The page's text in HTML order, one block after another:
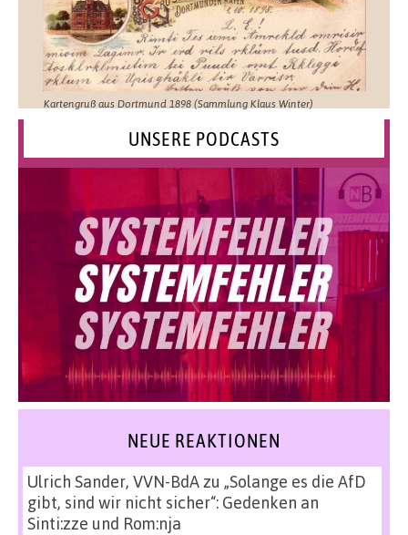
Kartengruß aus Dortmund 1898 (Sammlung Klaus Winter)
UNSERE PODCASTS
NEUE REAKTIONEN
Ulrich Sander, VVN-BdAzu „Solange es die AfD
gibt, sind wir nicht sicher“: Gedenken an
Sinti:zze und Rom:nja